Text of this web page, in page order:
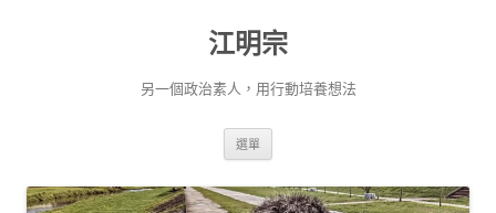
江明宗
另一個政治素人，用行動培養想法
選單